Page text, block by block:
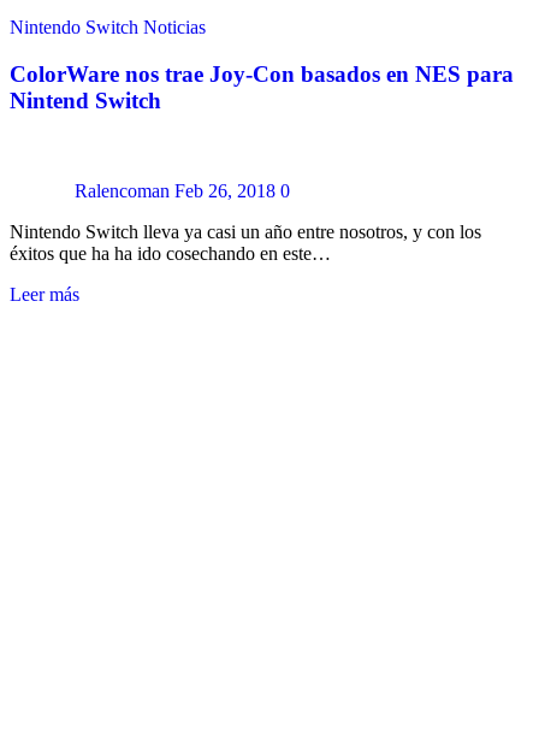
Nintendo Switch Noticias
ColorWare nos trae Joy-Con basados en NES para
Nintend Switch
Ralencoman Feb 26, 2018 0
Nintendo Switch lleva ya casi un año entre nosotros, y con los
éxitos que ha ha ido cosechando en este…
Leer más